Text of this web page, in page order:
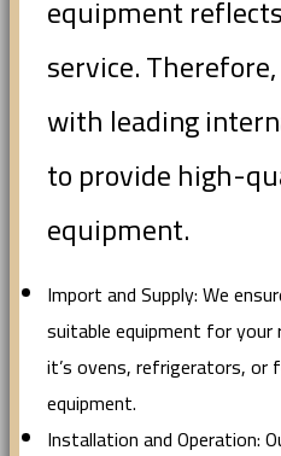
equipment
service.
with leading
to provide high-
equipment.
Import and Supply: We
suitable equipment for
it’s ovens, refrigerators,
equipment.
Installation and